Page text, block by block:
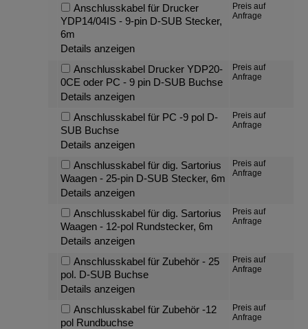
Anschlusskabel für Drucker
YDP14/04IS - 9-pin D-SUB Stecker,
6m
Details anzeigen
Preis auf
Anfrage
Anschlusskabel Drucker YDP20-
0CE oder PC - 9 pin D-SUB Buchse
Details anzeigen
Preis auf
Anfrage
Anschlusskabel für PC -9 pol D-
SUB Buchse
Details anzeigen
Preis auf
Anfrage
Anschlusskabel für dig. Sartorius
Waagen - 25-pin D-SUB Stecker, 6m
Details anzeigen
Preis auf
Anfrage
Anschlusskabel für dig. Sartorius
Waagen - 12-pol Rundstecker, 6m
Details anzeigen
Preis auf
Anfrage
Anschlusskabel für Zubehör - 25
pol. D-SUB Buchse
Details anzeigen
Preis auf
Anfrage
Anschlusskabel für Zubehör -12
pol Rundbuchse
Preis auf
Anfrage